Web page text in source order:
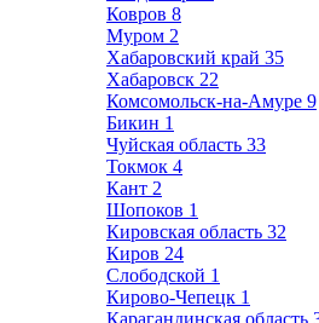
Ковров 8
Муром 2
Хабаровский край 35
Хабаровск 22
Комсомольск-на-Амуре 9
Бикин 1
Чуйская область 33
Токмок 4
Кант 2
Шопоков 1
Кировская область 32
Киров 24
Слободской 1
Кирово-Чепецк 1
Карагандинская область